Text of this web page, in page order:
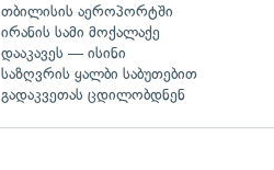
თბილისის აეროპორტში
ირანის სამი მოქალაქე
დააკავეს — ისინი
საზღვრის ყალბი საბუთებით
გადაკვეთას ცდილობდნენ